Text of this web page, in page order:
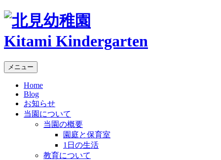
Kitami Kindergarten
メニュー
Home
Blog
お知らせ
当園について
当園の概要
園庭と保育室
1日の生活
教育について